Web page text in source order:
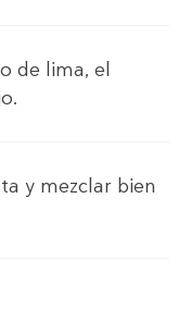
de lima, el
y mezclar bien